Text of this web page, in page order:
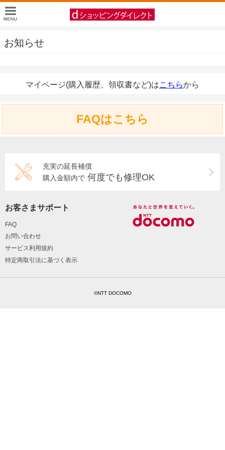
お知らせ
マイページ(購入履歴、領収書など)はこちらから
FAQはこちら
充実の延長補償
購入金額内で 何度でも修理OK
お客さまサポート
FAQ
お問い合わせ
サービス利用規約
特定商取引法に基づく表示
©NTT DOCOMO